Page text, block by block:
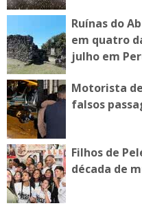
Ruínas do
em quatro
julho em
Motorista
falsos
Filhos de
década de